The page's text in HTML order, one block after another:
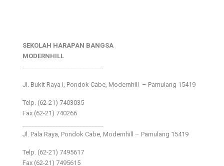
SEKOLAH HARAPAN BANGSA
MODERNHILL
Jl. Bukit Raya I, Pondok Cabe, Modernhill – Pamulang 15419
Telp. (62-21) 7403035
Fax (62-21) 740266
Jl. Pala Raya, Pondok Cabe, Modernhill – Pamulang 15419
Telp. (62-21) 7495617
Fax (62-21) 7495615